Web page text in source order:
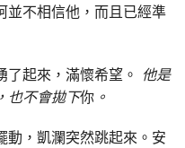
並不相信他，而且已經準
了起來，滿懷希望。 他是
也不會拋下你 。
動，凱瀾突然跳起來。安